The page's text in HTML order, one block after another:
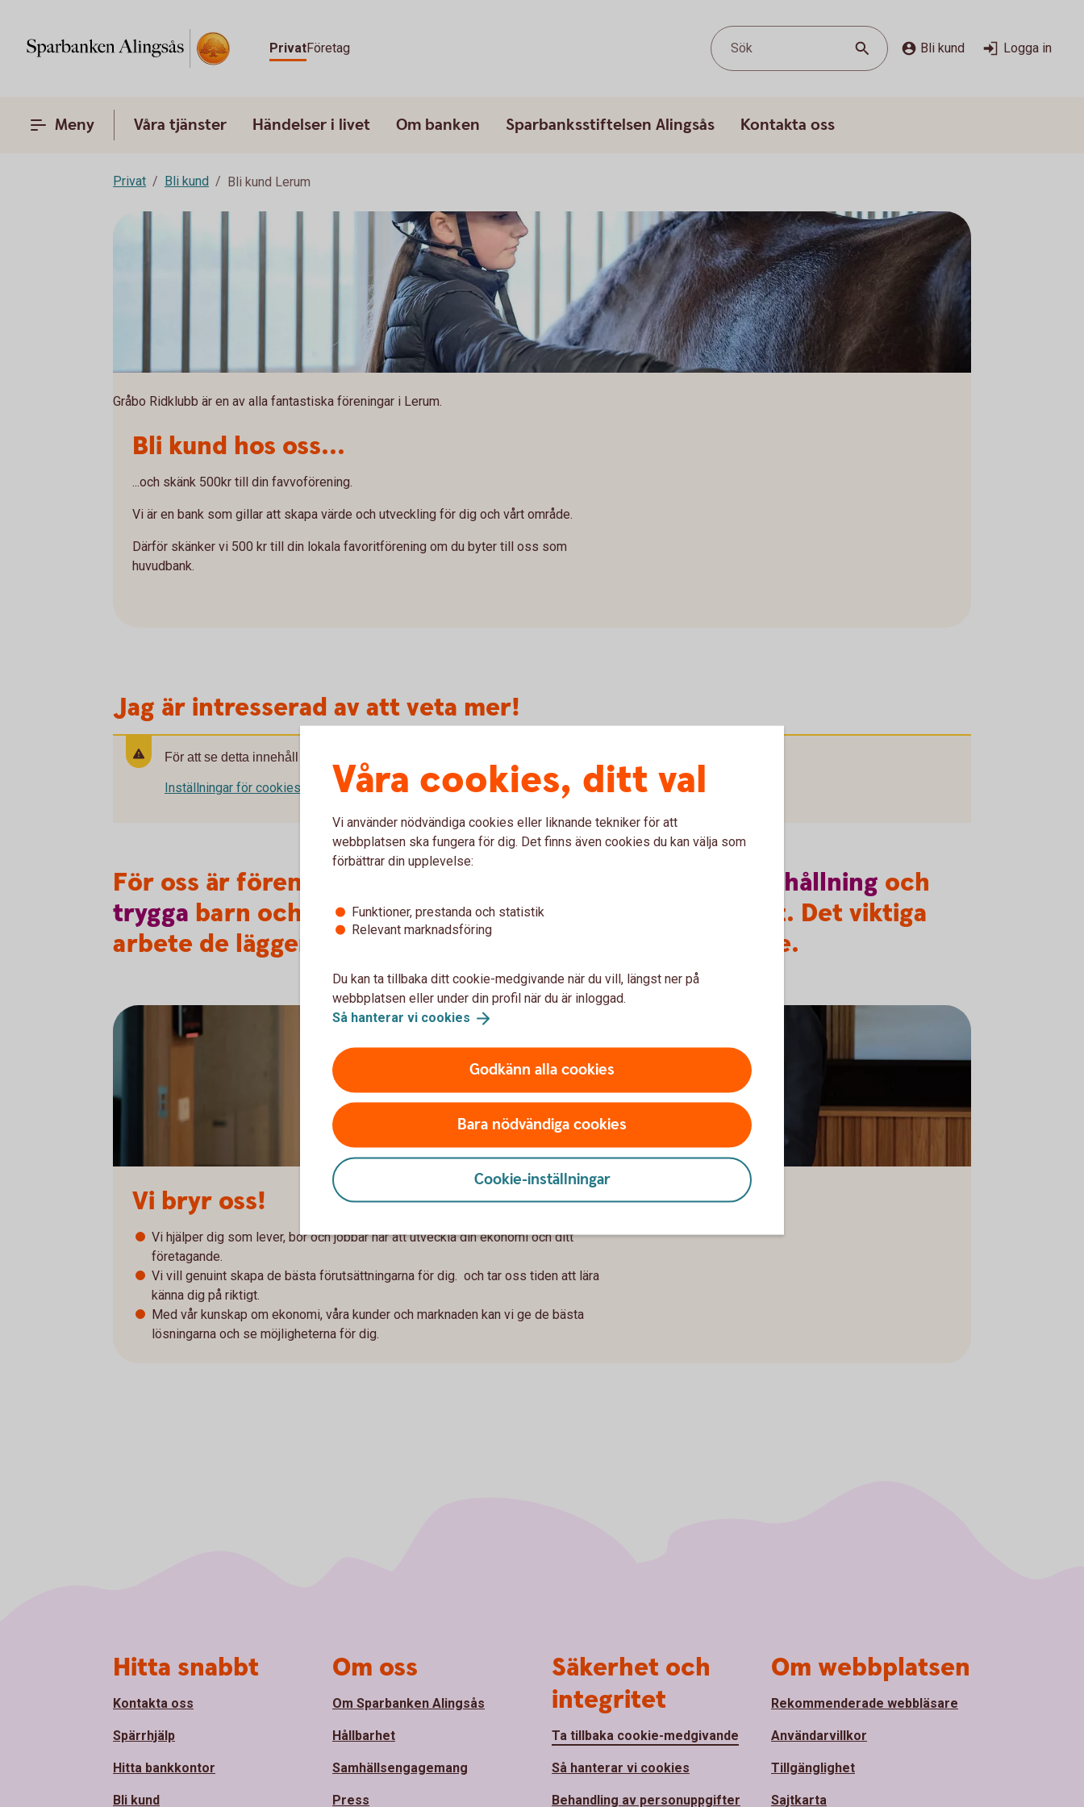
PrivatFöretag Sök Bli kund Logga in
Meny Våra tjänster Händelser i livet Om banken Sparbanksstiftelsen Alingsås Kontakta oss
Privat Bli kund Bli kund Lerum
Bli kund hos oss...
...och skänk 500kr till din favvoförening.
Vi är en bank som gillar att skapa värde och utveckling för dig och vårt område.
Därför skänker vi 500 kr till din lokala favoritförening om du byter till oss som
huvudbank.
Gråbo Ridklubb är en av alla fantastiska föreningar i Lerum.
Jag är intresserad av att veta mer!
För att se detta innehåll behöver du först godkänna cookies för Funktioner, prestanda och statistik.
Inställningar för cookies
För oss är föreningar viktiga krafter som skapar sammanhållning och
trygga barn och ungdomar här i vår gemensamma närhet. Det viktiga
arbete de lägger ner gör att det går bra för vårt samhälle.
Vi bryr oss!
Vi hjälper dig som lever, bor och jobbar här att utveckla din ekonomi och ditt
företagande.​
Vi vill genuint skapa de bästa förutsättningarna för dig. och tar oss tiden att lära
känna dig på riktigt.
Med vår kunskap om ekonomi, våra kunder och marknaden kan vi ge de bästa
lösningarna och se möjligheterna för dig.
Våra cookies, ditt val
Vi använder nödvändiga cookies eller liknande tekniker för att
webbplatsen ska fungera för dig. Det finns även cookies du kan välja som
förbättrar din upplevelse:
Funktioner, prestanda och statistik
Relevant marknadsföring
Du kan ta tillbaka ditt cookie-medgivande när du vill, längst ner på
webbplatsen eller under din profil när du är inloggad.
Så hanterar vi cookies
Godkänn alla cookies
Bara nödvändiga cookies
Cookie-inställningar
Hitta snabbt
Kontakta oss
Spärrhjälp
Hitta bankkontor
Bli kund
Om oss
Om Sparbanken Alingsås
Hållbarhet
Samhällsengagemang
Press
Säkerhet och
integritet
Ta tillbaka cookie-medgivande
Så hanterar vi cookies
Behandling av personuppgifter
Om webbplatsen
Rekommenderade webbläsare
Användarvillkor
Tillgänglighet
Sajtkarta